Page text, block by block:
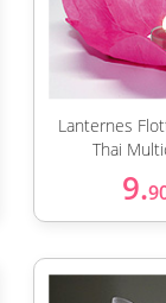
Lanternes
Thai
9.